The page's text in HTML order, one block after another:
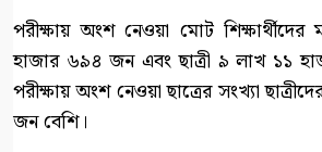
পরীক্ষায় অংশ নেওয়া মোট
হাজার ৬৯৪ জন এবং ছাত্রী ৯ লাখ ১১
পরীক্ষায় অংশ নেওয়া ছাত্রের সংখ্যা
জন বেশি।